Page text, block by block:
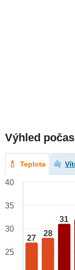
Výhled
Teplota
27
28
31
40
35
30
25